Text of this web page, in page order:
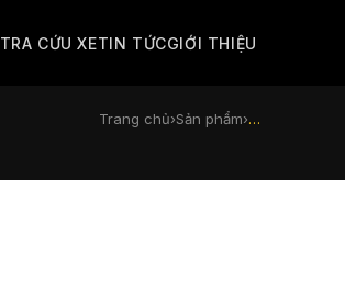
TRA CỨU XETIN TỨCGIỚI THIỆU
Trang chủ›Sản phẩm›…